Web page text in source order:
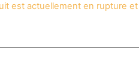
est actuellement en rupture